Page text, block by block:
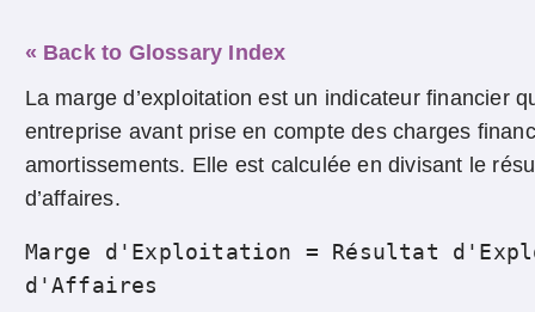
« Back to Glossary Index
La marge d’exploitation est un indicateur financier
entreprise avant prise en compte des charges
amortissements. Elle est calculée en divisant le
d’affaires.
Marge d'Exploitation = Résultat
d'Affaires